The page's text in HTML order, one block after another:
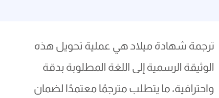
ترجمة شهادة ميلاد هي عملية تحويل هذه
الوثيقة الرسمية إلى اللغة المطلوبة بدقة
واحترافية، ما يتطلب مترجمًا معتمدًا لضمان